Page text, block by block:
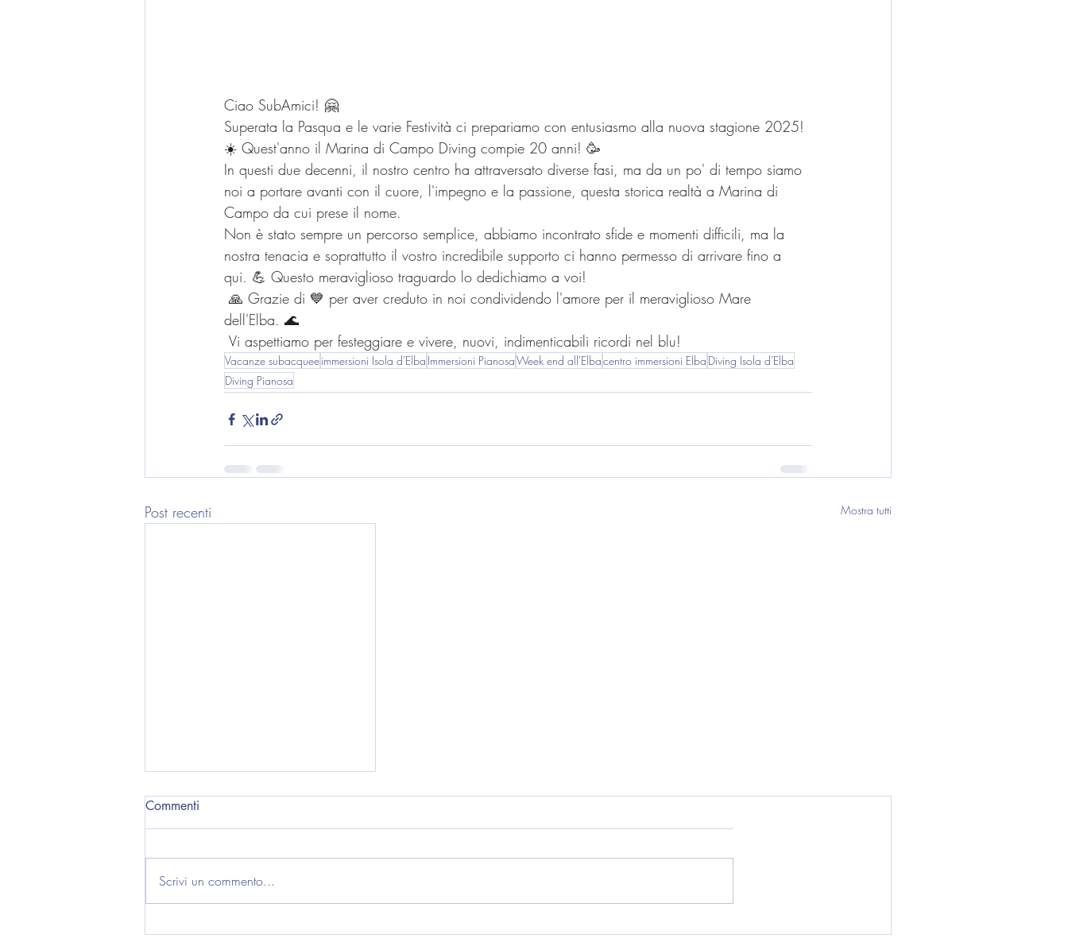
Ciao SubAmici! 🤗
Superata la Pasqua e le varie Festività ci prepariamo con entusiasmo alla nuova stagione 2025!
☀️ Quest'anno il Marina di Campo Diving compie 20 anni! 🥳
In questi due decenni, il nostro centro ha attraversato diverse fasi, ma da un po' di tempo siamo
noi a portare avanti con il cuore, l'impegno e la passione, questa storica realtà a Marina di
Campo da cui prese il nome.
Non è stato sempre un percorso semplice, abbiamo incontrato sfide e momenti difficili, ma la
nostra tenacia e soprattutto il vostro incredibile supporto ci hanno permesso di arrivare fino a
qui. 💪 Questo meraviglioso traguardo lo dedichiamo a voi!
dell'Elba. 🌊
Vi aspettiamo per festeggiare e vivere, nuovi, indimenticabili ricordi nel blu!
Vacanze subacqueeimmersioni Isola d'Elba Immersioni PianosaWeek end all'Elbacentro immersioni Elba Diving Isola d'Elba
Diving Pianosa
Post recenti Mostra tutti
Pasqua e Ponte del 25 Aprile
Commenti
Scrivi un commento...